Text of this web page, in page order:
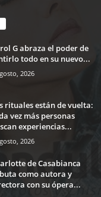
G abraza el poder de
todo en su nuevo...
2026
rituales están de vuelta:
vez más personas
experiencias...
2026
de Casabianca
como autora y
con su ópera...